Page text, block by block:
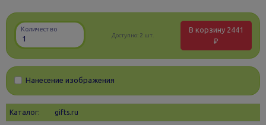
Количество
Доступно: 2 шт.
В корзину 2441
₽
Нанесение изображения
Каталог: gifts.ru